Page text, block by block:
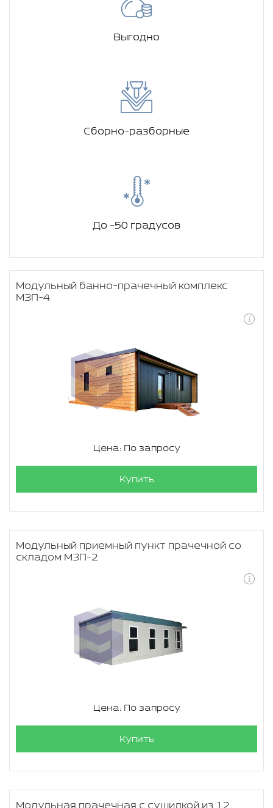
Выгодно
Сборно-разборные
До -50 градусов
Модульный банно-прачечный комплекс
МЗП-4
Цена: По запросу
Купить
Модульный приемный пункт прачечной со
складом МЗП-2
Цена: По запросу
Купить